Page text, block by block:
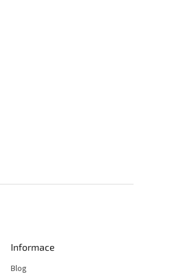
Informace
Blog